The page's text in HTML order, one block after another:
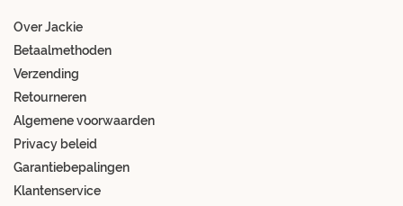
Over Jackie
Betaalmethoden
Verzending
Retourneren
Algemene voorwaarden
Privacy beleid
Garantiebepalingen
Klantenservice